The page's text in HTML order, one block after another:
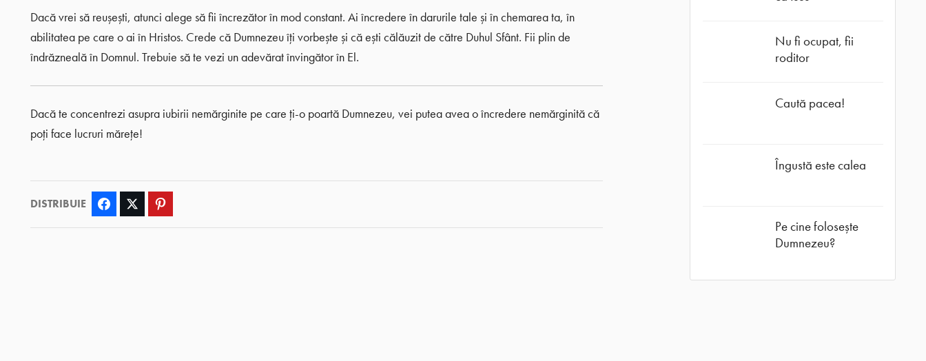
Dacă vrei să reușești, atunci alege să fii încrezător în mod constant. Ai încredere în darurile tale și în chemarea ta, în
abilitatea pe care o ai în Hristos. Crede că Dumnezeu îți vorbește și că ești călăuzit de către Duhul Sfânt. Fii plin de
îndrăzneală în Domnul. Trebuie să te vezi un adevărat învingător în El.
Dacă te concentrezi asupra iubirii nemărginite pe care ți-o poartă Dumnezeu, vei putea avea o încredere nemărginită că
poți face lucruri mărețe!
DISTRIBUIE Facebook Twitter
Nu fi ocupat, fii
roditor
Caută pacea!
Îngustă este calea
Pe cine folosește
Dumnezeu?